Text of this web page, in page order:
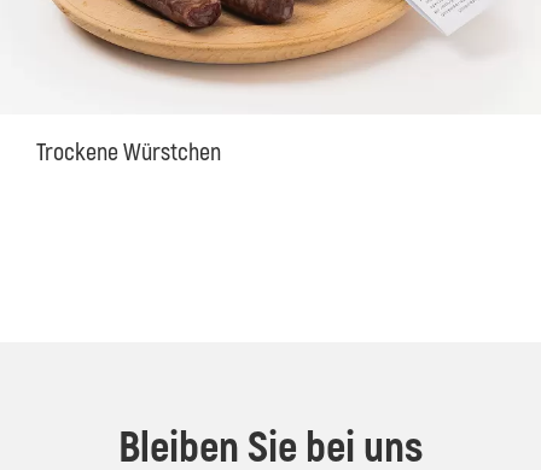
Trockene Würstchen
Bleiben Sie bei uns